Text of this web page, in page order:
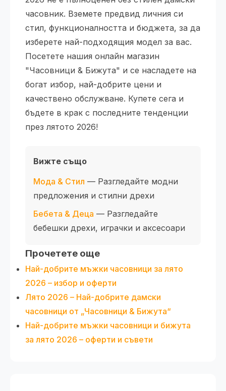
часовник. Вземете предвид личния си
стил, функционалността и бюджета, за да
изберете най-подходящия модел за вас.
Посетете нашия онлайн магазин
"Часовници & Бижута" и се насладете на
богат избор, най-добрите цени и
качествено обслужване. Купете сега и
бъдете в крак с последните тенденции
през лятото 2026!
Вижте също
Мода & Стил — Разгледайте модни
предложения и стилни дрехи
Бебета & Деца — Разгледайте
бебешки дрехи, играчки и аксесоари
Прочетете още
Най-добрите мъжки часовници за лято
2026 – избор и оферти
Лято 2026 – Най-добрите дамски
часовници от „Часовници & Бижута“
Най-добрите мъжки часовници и бижута
за лято 2026 – оферти и съвети